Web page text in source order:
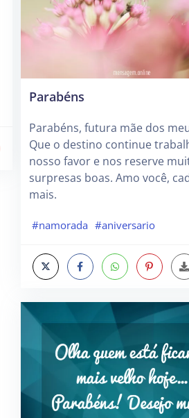
Parabéns
Parabéns, futura mãe dos
Que o destino continue
nosso favor e nos reserve
surpresas boas. Amo você,
mais.
#namorada #aniversario